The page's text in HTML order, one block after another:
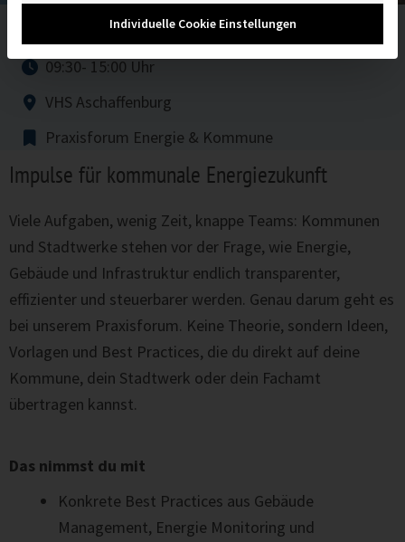
17.09.2026
09:30- 15:00 Uhr
VHS Aschaffenburg
Praxisforum Energie & Kommune
Impulse für kommunale Energiezukunft
Viele Aufgaben, wenig Zeit, knappe Teams: Kommunen
und Stadtwerke stehen vor der Frage, wie Energie,
Gebäude und Infrastruktur endlich transparenter,
effizienter und steuerbarer werden. Genau darum geht es
bei unserem Praxisforum. Keine Theorie, sondern Ideen,
Vorlagen und Best Practices, die du direkt auf deine
Kommune, dein Stadtwerk oder dein Fachamt
übertragen kannst.
Das nimmst du mit
Konkrete Best Practices aus Gebäude
Management, Energie Monitoring und
Individuelle Cookie Einstellungen